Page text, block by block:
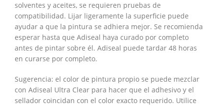
solventes y aceites, se requieren pruebas de
compatibilidad. Lijar ligeramente la superficie puede
ayudar a que la pintura se adhiera mejor. Se recomienda
esperar hasta que Adiseal haya curado por completo
antes de pintar sobre él. Adiseal puede tardar 48 horas
en curarse por completo.
Sugerencia: el color de pintura propio se puede mezclar
con Adiseal Ultra Clear para hacer que el adhesivo y el
sellador coincidan con el color exacto requerido. Utilice